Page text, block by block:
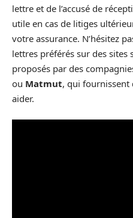
lettre et de l’accusé de
utile en cas de litiges
votre assurance. N’hésitez
lettres préférés sur des sites
proposés par des
ou Matmut, qui fournissent
aider.